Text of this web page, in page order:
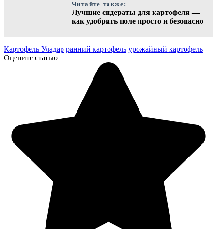
Читайте также:
Лучшие сидераты для картофеля —
как удобрить поле просто и безопасно
Картофель Уладар ранний картофель урожайный картофель
Оцените статью